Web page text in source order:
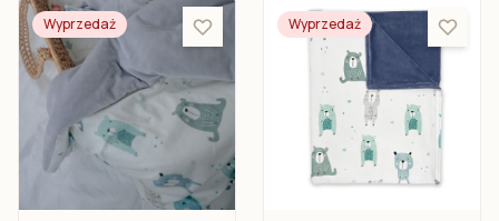
Wyprzedaż Wyprzedaż